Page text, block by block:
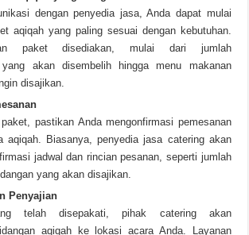
dengan penyedia jasa, Anda dapat mulai
aqiqah yang paling sesuai dengan kebutuhan.
paket disediakan, mulai dari jumlah
yang akan disembelih hingga menu makanan
disajikan.
pastikan Anda mengonfirmasi pemesanan
aqiqah. Biasanya, penyedia jasa catering akan
jadwal dan rincian pesanan, seperti jumlah
yang akan disajikan.
Penyajian
telah disepakati, pihak catering akan
aqiqah ke lokasi acara Anda. Layanan